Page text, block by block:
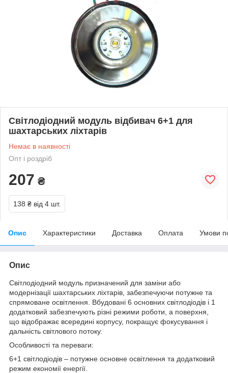
Світлодіодний модуль відбивач 6+1 для
шахтарських ліхтарів
Немає в наявності
Опт і роздріб
207 ₴
138 ₴ від 4 шт.
Опис Характеристики Доставка Оплата Умови
Опис
Світлодіодний модуль призначений для заміни або
модернізації шахтарських ліхтарів, забезпечуючи потужне та
спрямоване освітлення. Вбудовані 6 основних світлодіодів і 1
додатковий забезпечують різні режими роботи, а поверхня,
що відображає всередині корпусу, покращує фокусування і
дальність світлового потоку.
Особливості та переваги:
6+1 світлодіодів – потужне основне освітлення та додатковий
режим економії енергії.